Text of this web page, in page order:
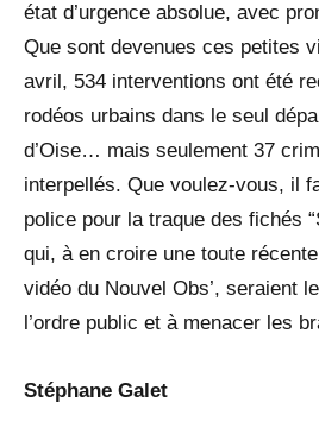
état d’urgence absolue, avec
Que sont devenues ces petites
avril, 534 interventions ont été
rodéos urbains dans le seul
d’Oise… mais seulement 37
interpellés. Que voulez-vous, il
police pour la traque des fichés
qui, à en croire une toute
vidéo du Nouvel Obs’, seraient
l’ordre public et à menacer les
Stéphane Galet